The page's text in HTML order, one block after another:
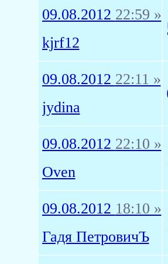
09.08.2012 22:59 »
kjrf12
09.08.2012 22:11 »
jydina
09.08.2012 22:10 »
Oven
09.08.2012 18:10 »
Гадя ПетровичЪ